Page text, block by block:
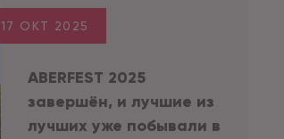
17 ОКТ 2025
ABERFEST 2025
завершён, и лучшие из
лучших уже побывали в